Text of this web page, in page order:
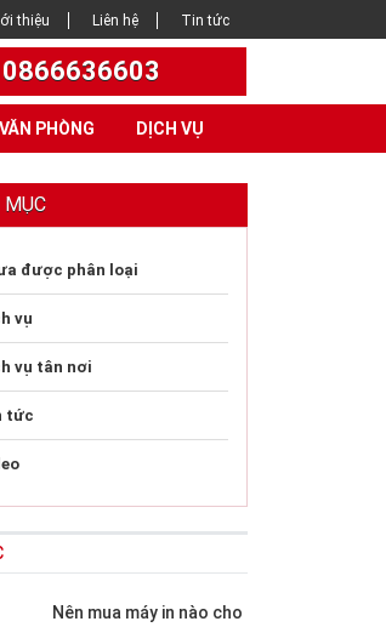
thiệu Liên hệ Tin tức
0866636603
PHÒNG DỊCH VỤ
MỤC
được phân loại
vụ
vụ tân nơi
tức
Nên mua máy in nào cho